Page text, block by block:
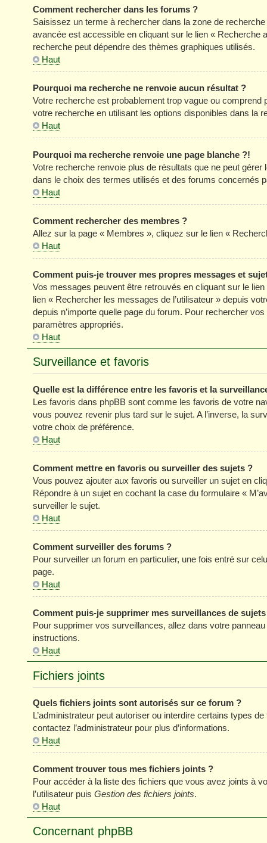
Comment rechercher dans les forums ?
Saisissez un terme à rechercher dans la zone de
avancée est accessible en cliquant sur le lien « Recherche
recherche peut dépendre des thèmes graphiques utilisés.
Haut
Pourquoi ma recherche ne renvoie aucun résultat ?
Votre recherche est probablement trop vague ou
votre recherche en utilisant les options disponibles dans la
Haut
Pourquoi ma recherche renvoie une page blanche ?!
Votre recherche renvoie plus de résultats que ne peut
dans le choix des termes utilisés et des forums concernés
Haut
Comment rechercher des membres ?
Allez sur la page « Membres », cliquez sur le lien «
Haut
Comment puis-je trouver mes propres messages et
Vos messages peuvent être retrouvés en cliquant sur le
lien « Rechercher les messages de l’utilisateur » depuis
depuis n’importe quelle page du forum. Pour rechercher
paramètres appropriés.
Haut
Surveillance et favoris
Quelle est la différence entre les favoris et la
Les favoris dans phpBB sont comme les favoris de votre
vous pouvez revenir plus tard sur le sujet. A l’inverse, la
votre choix de préférence.
Haut
Comment mettre en favoris ou surveiller des sujets ?
Vous pouvez ajouter aux favoris ou surveiller un sujet en
Répondre à un sujet en cochant la case du formulaire «
surveiller le sujet.
Haut
Comment surveiller des forums ?
Pour surveiller un forum en particulier, une fois entré sur
page.
Haut
Comment puis-je supprimer mes surveillances de
Pour supprimer vos surveillances, allez dans votre
instructions.
Haut
Fichiers joints
Quels fichiers joints sont autorisés sur ce forum ?
L’administrateur peut autoriser ou interdire certains types
contactez l’administrateur pour plus d’informations.
Haut
Comment trouver tous mes fichiers joints ?
Pour accéder à la liste des fichiers que vous avez joints à
l’utilisateur puis Gestion des fichiers joints.
Haut
Concernant phpBB